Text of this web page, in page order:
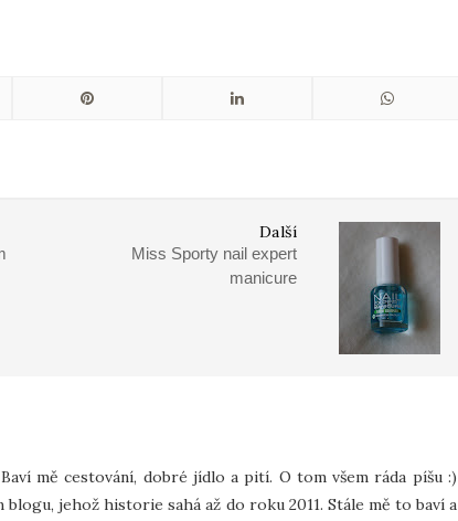
Další
Miss Sporty nail expert
manicure
mě cestování, dobré jídlo a pití. O tom všem ráda píšu :)
blogu, jehož historie sahá až do roku 2011. Stále mě to baví a